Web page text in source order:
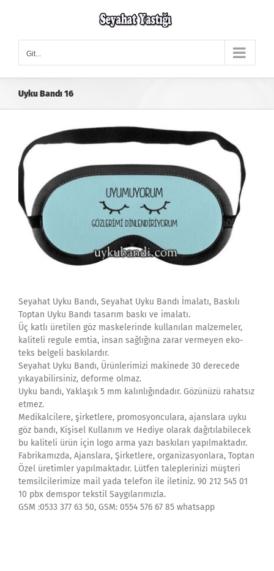
Git...
Uyku Bandı 16
Seyahat Uyku Bandı, Seyahat Uyku Bandı İmalatı, Baskılı
Toptan Uyku Bandı tasarım baskı ve imalatı.
Üç katlı üretilen göz maskelerinde kullanılan malzemeler,
kaliteli regule emtia, insan sağlığına zarar vermeyen eko-
teks belgeli baskılardır.
Seyahat Uyku Bandı, Ürünlerimizi makinede 30 derecede
yıkayabilirsiniz, deforme olmaz.
Uyku bandı, Yaklaşık 5 mm kalınlığındadır. Gözünüzü rahatsız
etmez.
Medikalcilere, şirketlere, promosyonculara, ajanslara uyku
göz bandı, Kişisel Kullanım ve Hediye olarak dağıtılabilecek
bu kaliteli ürün için logo arma yazı baskıları yapılmaktadır.
Fabrikamızda, Ajanslara, Şirketlere, organizasyonlara, Toptan
Özel üretimler yapılmaktadır. Lütfen taleplerinizi müşteri
temsilcilerimize mail yada telefon ile iletiniz. 90 212 545 01
10 pbx demspor tekstil Saygılarımızla.
GSM :0533 377 63 50, GSM: 0554 576 67 85 whatsapp